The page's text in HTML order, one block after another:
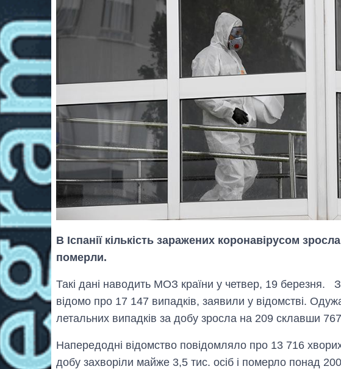
В Іспанії кількість заражених коронавірусом
померли.
Такі дані наводить МОЗ країни у четвер, 19 березня.
відомо про 17 147 випадків, заявили у відомстві.
летальних випадків за добу зросла на 209 склавши
Напередодні відомство повідомляло про 13 716
добу захворіли майже 3,5 тис. осіб і померло понад